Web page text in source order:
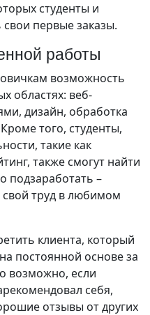
студенты и
первые заказы.
работы
возможность
областях: веб-
дизайн, обработка
того, студенты,
такие как
также смогут найти
подзаработать –
труд в любимом
клиента, который
постоянной основе за
возможно, если
себя,
отзывы от других